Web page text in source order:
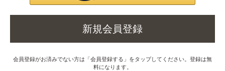
新規会員登録
会員登録がお済みでない方は「会員登録する」をタップしてください。登録は無
料になります。